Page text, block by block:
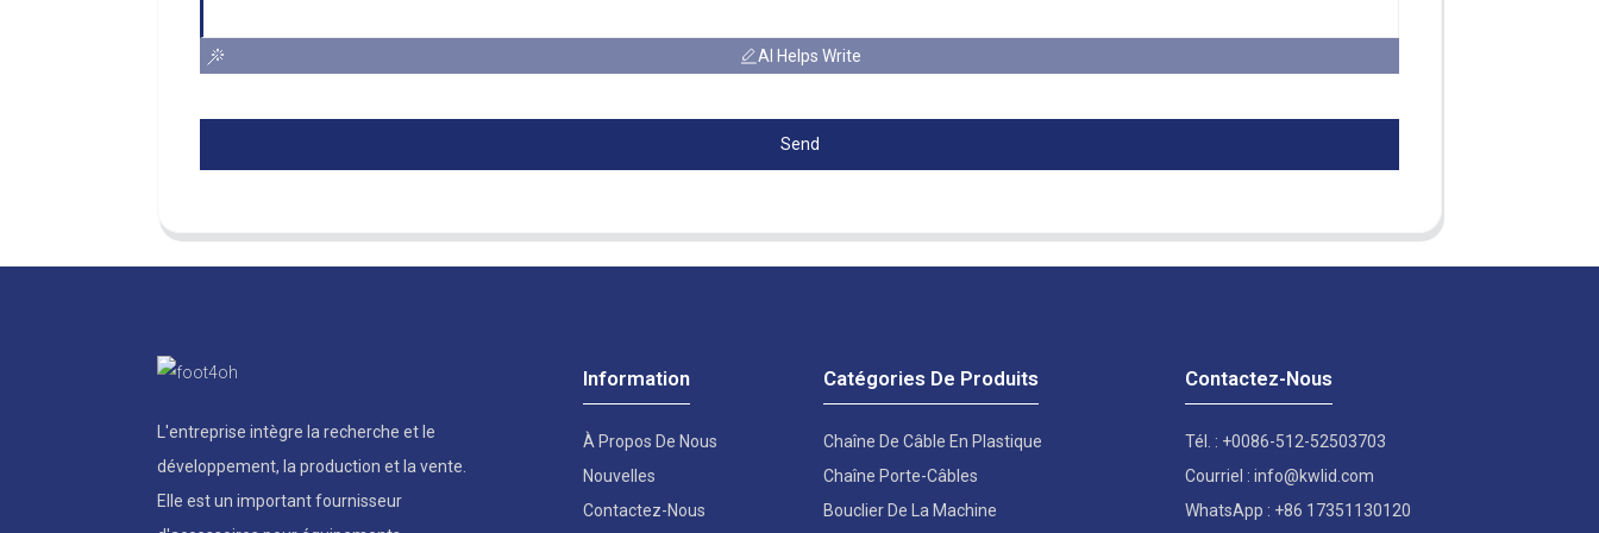
AI Helps Write
Send
L'entreprise intègre la recherche et le
développement, la production et la vente.
Elle est un important fournisseur
Information
À Propos De Nous
Nouvelles
Contactez-Nous
Catégories De Produits
Chaîne De Câble En Plastique
Chaîne Porte-Câbles
Bouclier De La Machine
Contactez-Nous
Tél. : +0086-512-52503703
Courriel : info@kwlid.com
WhatsApp : +86 17351130120